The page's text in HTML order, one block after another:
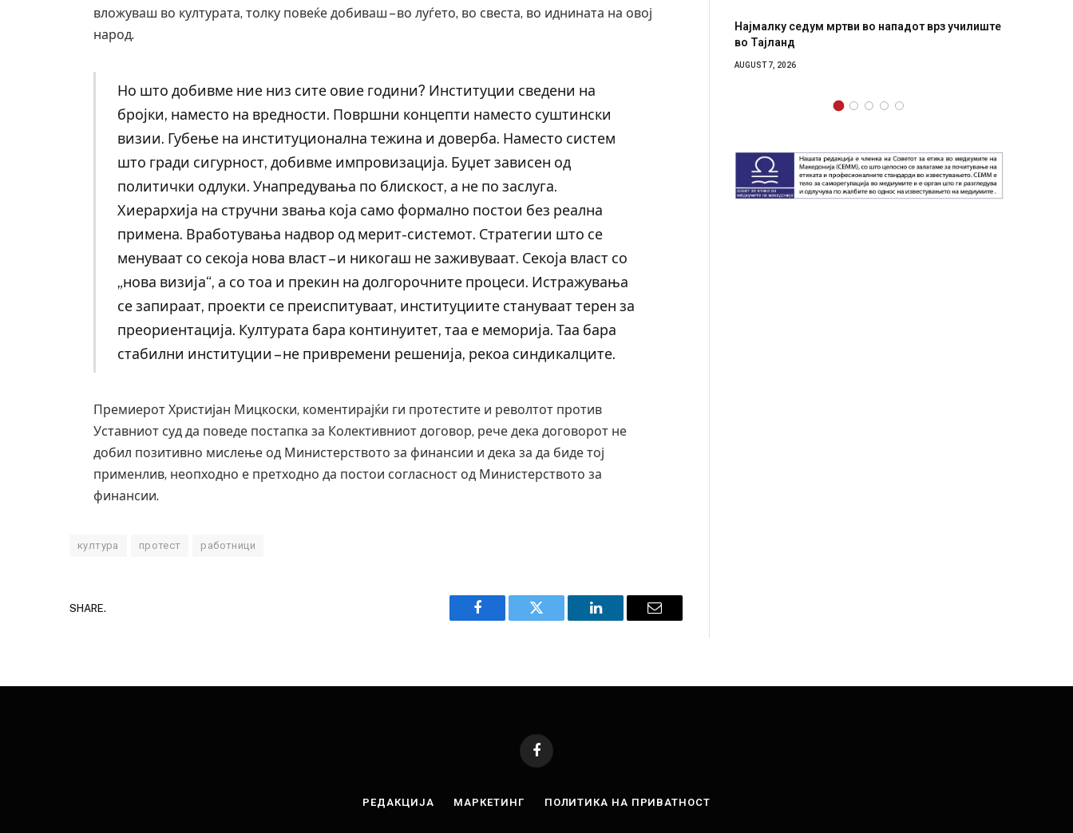
вложуваш во културата, толку повеќе добиваш – во луѓето, во свеста, во иднината на овој
народ.
Но што добивме ние низ сите овие години? Институции сведени на
бројки, наместо на вредности. Површни концепти наместо суштински
визии. Губење на институционална тежина и доверба. Наместо систем
што гради сигурност, добивме импровизација. Буџет зависен од
политички одлуки. Унапредувања по блискост, а не по заслуга.
Хиерархија на стручни звања која само формално постои без реална
примена. Вработувања надвор од мерит-системот. Стратегии што се
менуваат со секоја нова власт – и никогаш не заживуваат. Секоја власт со
„нова визија“, а со тоа и прекин на долгорочните процеси. Истражувања
се запираат, проекти се преиспитуваат, институциите стануваат терен за
преориентација. Културата бара континуитет, таа е меморија. Таа бара
стабилни институции – не привремени решенија, рекоа синдикалците.
Премиерот Христијан Мицкоски, коментирајќи ги протестите и револтот против
Уставниот суд да поведе постапка за Колективниот договор, рече дека договорот не
добил позитивно мислење од Министерството за финансии и дека за да биде тој
применлив, неопходно е претходно да постои согласност од Министерството за
финансии.
култура протест работници
SHARE.
Facebook Twitter LinkedIn Email
Најмалку седум мртви во нападот врз училиште
СОЗИС: Украинците повеќе им веруваат на
Facebook
РЕДАКЦИЈА МАРКЕТИНГ ПОЛИТИКА НА ПРИВАТНОСТ